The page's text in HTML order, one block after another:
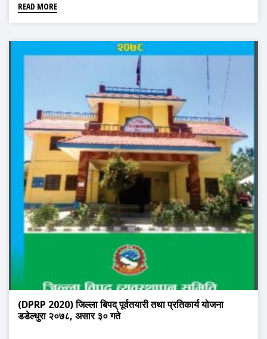
READ MORE
(DPRP 2020) जिल्ला बिपद् पूर्वतयारी तथा प्रतिकार्य योजना
डडेल्धुरा २०७८, असार ३० गते